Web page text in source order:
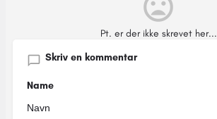
Pt. er der ikke skrevet her...
Skriv en kommentar
Name